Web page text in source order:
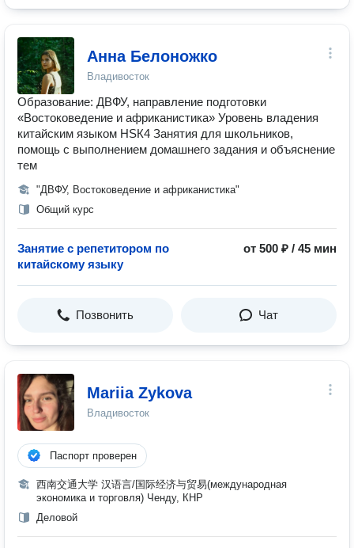
Анна Белоножко
Владивосток
Образование: ДВФУ, направление подготовки
«Востоковедение и африканистика» Уровень владения
китайским языком НSК4 Занятия для школьников,
помощь с выполнением домашнего задания и объяснение
тем
"ДВФУ, Востоковедение и африканистика"
Общий курс
Занятие с репетитором по
китайскому языку
от 500 ₽ / 45 мин
Позвонить Чат
Mariia Zykova
Владивосток
Паспорт проверен
西南交通大学 汉语言/国际经济与贸易(международная
экономика и торговля) Ченду, КНР
Деловой